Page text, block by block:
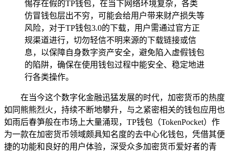
惕存在假的TP钱包，在当下网络环境复杂，各类
仿冒钱包层出不穷，可能会给用户带来财产损失等
风险，对于TP钱包3.0的下载，用户需通过官方正
规渠道进行，切勿轻信不明来源的下载链接或信
息，以保障自身数字资产安全，避免陷入虚假钱包
的陷阱，确保在使用钱包过程中能安全、稳定地进
行各类操作。
在当今这个数字化金融迅猛发展的时代，加密货币的热度
如同熊熊烈火，持续不断地攀升，与之紧密相关的钱包应用也
如雨后春笋般在市场上大量涌现，TP钱包（TokenPocket）作
为一款在加密货币领域颇具知名度的去中心化钱包，凭借其便
捷的功能和良好的用户体验，深受众多加密货币爱好者的青